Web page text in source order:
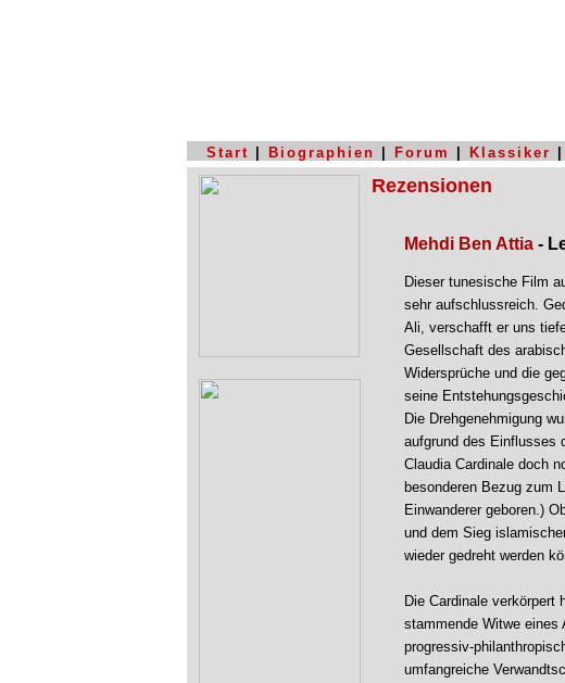
Start Biographien Forum Klassiker
Rezensionen
Mehdi Ben Attia -
Dieser tunesische Film
sehr aufschlussreich.
Ali, verschafft er uns
Gesellschaft des
Widersprüche und die
seine
Die Drehgenehmigung
aufgrund des Einflusses
Claudia Cardinale doch
besonderen Bezug zum
Einwanderer geboren.)
und dem Sieg
wieder gedreht werden
Die Cardinale verkörpert
stammende Witwe eines
progressiv-
umfangreiche